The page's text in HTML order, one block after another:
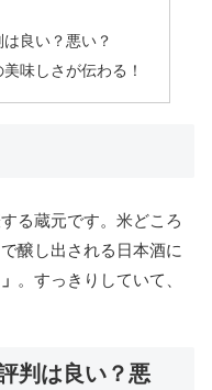
良い？悪い？
味しさが伝わる！
る蔵元です。米どころ
醸し出される日本酒に
。すっきりしていて、
判は良い？悪